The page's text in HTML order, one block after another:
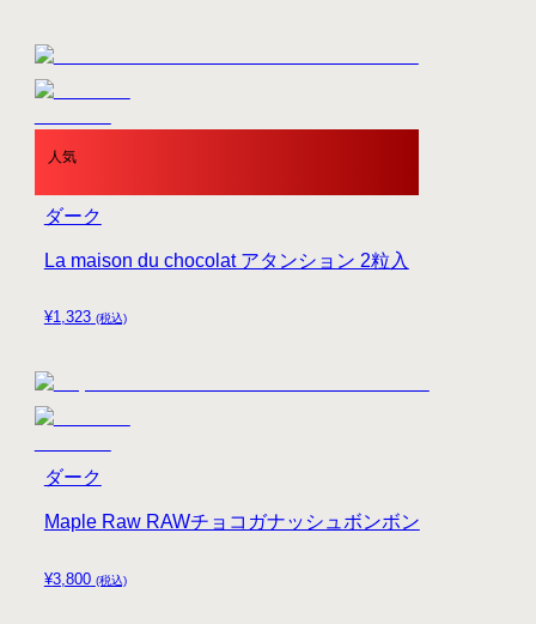
人気
¥1,323 (税込)
La maison du chocolat アタンション 2粒入
ダーク
¥3,800 (税込)
Maple Raw RAWチョコガナッシュボンボン
ダーク